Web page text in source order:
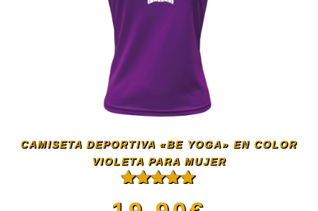
CAMISETA DEPORTIVA «BE YOGA» EN COLOR
VIOLETA PARA MUJER